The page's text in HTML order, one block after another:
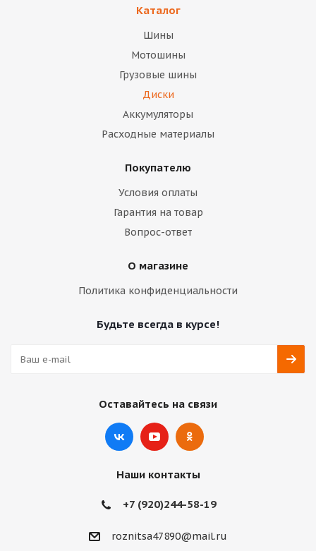
Каталог
Шины
Мотошины
Грузовые шины
Диски
Аккумуляторы
Расходные материалы
Покупателю
Условия оплаты
Гарантия на товар
Вопрос-ответ
О магазине
Политика конфиденциальности
Будьте всегда в курсе!
Оставайтесь на связи
Наши контакты
+7 (920)244-58-19
roznitsa47890@mail.ru